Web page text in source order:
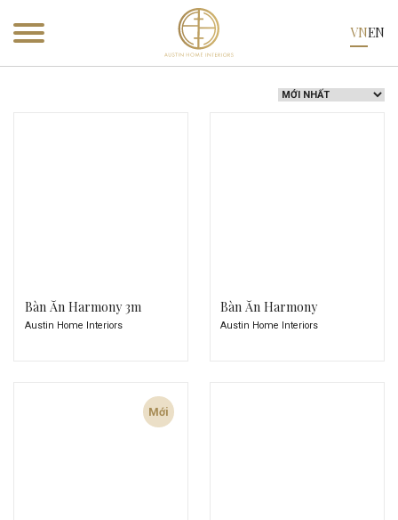
VNEN
Sản phẩm Bàn ăn
Bàn Ăn Harmony 3m
Austin Home Interiors
Bàn Ăn Harmony
Austin Home Interiors
Mới